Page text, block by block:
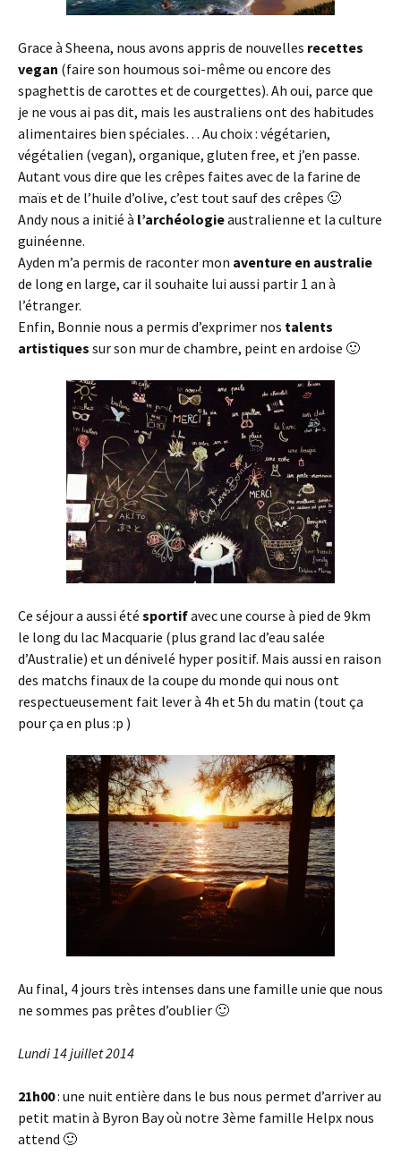
Grace à Sheena, nous avons appris de nouvelles recettes
vegan (faire son houmous soi-même ou encore des
spaghettis de carottes et de courgettes). Ah oui, parce que
je ne vous ai pas dit, mais les australiens ont des habitudes
alimentaires bien spéciales… Au choix : végétarien,
végétalien (vegan), organique, gluten free, et j’en passe.
Autant vous dire que les crêpes faites avec de la farine de
maïs et de l’huile d’olive, c’est tout sauf des crêpes 🙂
Andy nous a initié à l’archéologieaustralienne et la culture
guinéenne.
Ayden m’a permis de raconter mon aventure en australie
de long en large, car il souhaite lui aussi partir 1 an à
l’étranger.
Enfin, Bonnie nous a permis d’exprimer nos talents
artistiques sur son mur de chambre, peint en ardoise 🙂
Ce séjour a aussi été sportifavec une course à pied de 9km
le long du lac Macquarie (plus grand lac d’eau salée
d’Australie) et un dénivelé hyper positif. Mais aussi en raison
des matchs finaux de la coupe du monde qui nous ont
respectueusement fait lever à 4h et 5h du matin (tout ça
pour ça en plus :p )
Au final, 4 jours très intenses dans une famille unie que nous
ne sommes pas prêtes d’oublier 🙂
Lundi 14 juillet 2014
21h00: une nuit entière dans le bus nous permet d’arriver au
petit matin à Byron Bay où notre 3ème famille Helpx nous
attend 🙂